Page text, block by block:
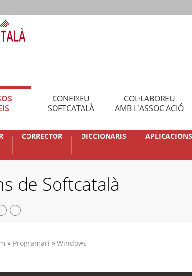
CONEIXEU
SOFTCATALÀ
COL·LABOREU
AMB L'ASSOCIACIÓ
CORRECTOR DICCIONARIS APLICACIONS
de Softcatalà
» Programari » Windows